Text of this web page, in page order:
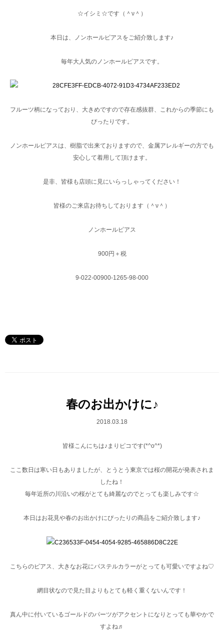
☆イシミ☆です（＾ν＾）
本日は、ノンホールピアスをご紹介致します♪
毎年大人気のノンホールピアスです。
フルーツ柄になっており、大きめですので存在感抜群、これからの季節にも
ぴったりです。
ノンホールピアスは、樹脂で出来ておりますので、金属アレルギーの方でも
安心して着用して頂けます。
是非、皆様も店頭に見にいらっしゃってください！
皆様のご来店お待ちしております（＾ν＾）
ノンホールピアス
900円＋税
9-022-00900-1265-98-000
春のお出かけに♪
2018.03.18
皆様こんにちは♪まりピコです(*^o^*)
ここ数日は寒い日もありましたが、とうとう東京では桜の開花が発表されま
したね！
毎年近所の川沿いの桜がとても綺麗なのでとっても楽しみです☆
本日はお花見や春のお出かけにぴったりの商品をご紹介致します♪
こちらのピアス、大きなお花にパステルカラーがとっても可愛いですよね♡
網目状なので見た目よりもとても軽く重くないんです！
真ん中に付いているゴールドのパーツがアクセントになりとっても華やかで
すよね♬